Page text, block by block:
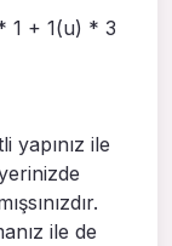
1 + 1(u) * 3
yapınız ile
ile de